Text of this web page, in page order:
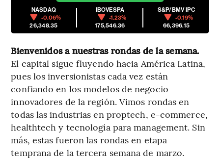
NASDAQ
-0.06%
26,348.35
IBOVESPA
-1.23%
175,546.36
S&P/BMV IPC
-0.19%
66,396.15
Bienvenidos a nuestras rondas de la semana.
El capital sigue fluyendo hacia América Latina,
pues los inversionistas cada vez están
confiando en los modelos de negocio
innovadores de la región. Vimos rondas en
todas las industrias en proptech, e-commerce,
healthtech y tecnología para management. Sin
más, estas fueron las rondas en etapa
temprana de la tercera semana de marzo.